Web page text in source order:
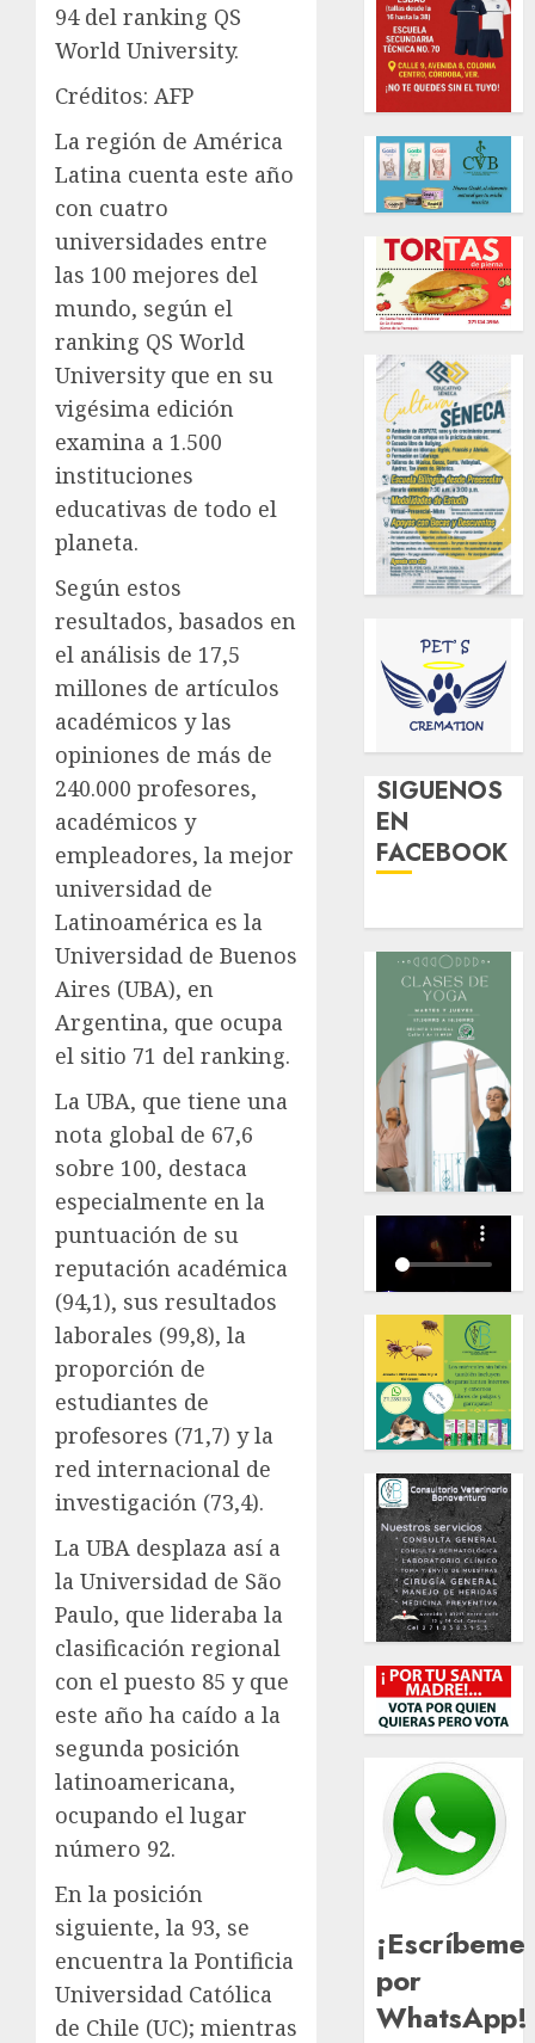
94 del ranking QS
World University.
Créditos: AFP
La región de América
Latina cuenta este año
con cuatro
universidades entre
las 100 mejores del
mundo, según el
ranking QS World
University que en su
vigésima edición
examina a 1.500
instituciones
educativas de todo el
planeta.
Según estos
resultados, basados en
el análisis de 17,5
millones de artículos
académicos y las
opiniones de más de
240.000 profesores,
académicos y
empleadores, la mejor
universidad de
Latinoamérica es la
Universidad de Buenos
Aires (UBA), en
Argentina, que ocupa
el sitio 71 del ranking.
La UBA, que tiene una
nota global de 67,6
sobre 100, destaca
especialmente en la
puntuación de su
reputación académica
(94,1), sus resultados
laborales (99,8), la
proporción de
estudiantes de
profesores (71,7) y la
red internacional de
investigación (73,4).
La UBA desplaza así a
la Universidad de São
Paulo, que lideraba la
clasificación regional
con el puesto 85 y que
este año ha caído a la
segunda posición
latinoamericana,
ocupando el lugar
número 92.
En la posición
siguiente, la 93, se
encuentra la Pontificia
Universidad Católica
de Chile (UC); mientras
SIGUENOS
EN
FACEBOOK
¡Escríbeme
por
WhatsApp!